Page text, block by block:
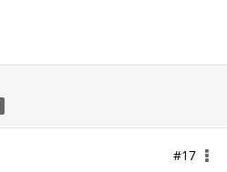
#17